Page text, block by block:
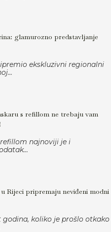
glamurozno predstavljanje
ekskluzivni regionalni
s refillom ne trebaju vam
najnoviji je i
Rijeci pripremaju neviđeni modni
godina, koliko je prošlo otkako